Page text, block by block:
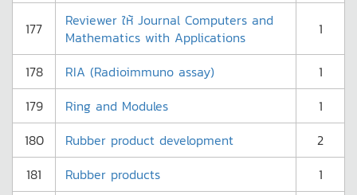
177
Reviewer ให้ Journal Computers and
Mathematics with Applications
1
178 RIA (Radioimmuno assay)
1
179
Ring and Modules
1
180
Rubber product development
2
181
Rubber products
1